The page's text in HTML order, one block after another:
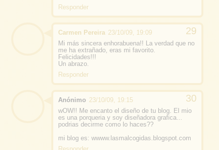
Responder
Carmen Pereira 23/10/09, 19:09
Mi más sincera enhorabuena!! La verdad que no
me ha extrañado, eras mi favorito.
Felicidades!!!
Un abrazo.
Responder
Anónimo 23/10/09, 19:15
wOW!! Me encanto el diseño de tu blog. El mio
es una porqueria y soy diseñadora grafica...
podrias decirme como lo haces??
mi blog es: wwww.lasmalcogidas.blogspot.com